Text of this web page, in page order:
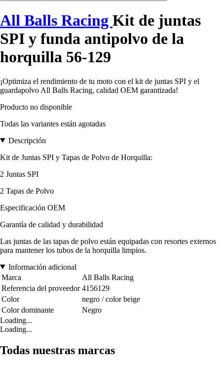
All Balls Racing Kit de juntas
SPI y funda antipolvo de la
horquilla 56-129
¡Optimiza el rendimiento de tu moto con el kit de juntas SPI y el
guardapolvo All Balls Racing, calidad OEM garantizada!
Producto no disponible
Todas las variantes están agotadas
Descripción
Kit de Juntas SPI y Tapas de Polvo de Horquilla:
2 Juntas SPI
2 Tapas de Polvo
Especificación OEM
Garantía de calidad y durabilidad
Las juntas de las tapas de polvo están equipadas con resortes externos
para mantener los tubos de la horquilla limpios.
Información adicional
Marca
All Balls Racing
Referencia del proveedor 4156129
Color
negro / color beige
Color dominante
Negro
Loading...
Loading...
Todas nuestras marcas